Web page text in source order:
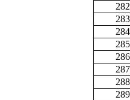
282
283
284
285
286
287
288
289